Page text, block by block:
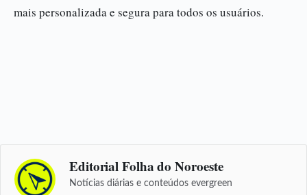
mais personalizada e segura para todos os usuários.
Editorial Folha do Noroeste
Notícias diárias e conteúdos evergreen